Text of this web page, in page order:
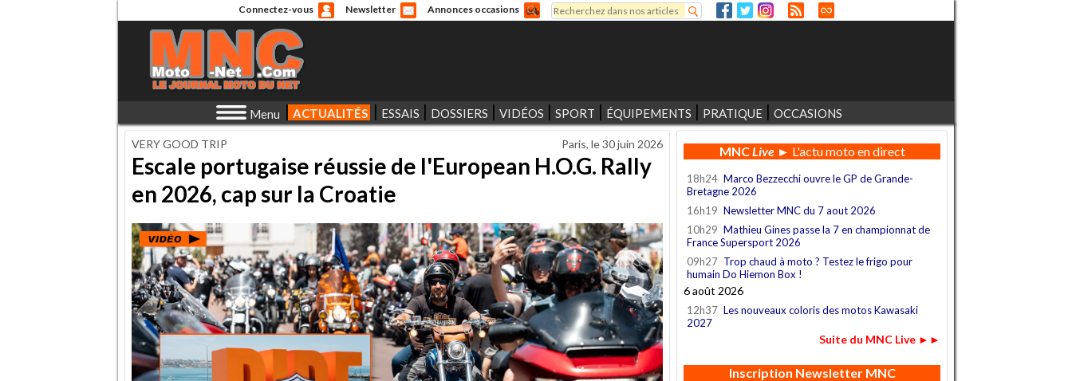
Connectez-vous Newsletter Annonces occasions
Formulaire de recherche
Rechercher
Menu ACTUALITÉS ESSAIS DOSSIERS VIDÉOS SPORT ÉQUIPEMENTS PRATIQUE OCCASIONS
VERY GOOD TRIP Paris, le30 juin 2026
Escale portugaise réussie de l'European H.O.G. Rally
en 2026, cap sur la Croatie
MNCLive► L'actu moto en direct
18h24 Marco Bezzecchi ouvre le GP de Grande-
Bretagne 2026
16h19 Newsletter MNC du 7 aout 2026
10h29 Mathieu Gines passe la 7 en championnat de
France Supersport 2026
09h27 Trop chaud à moto ? Testez le frigo pour
humain Do Hiemon Box !
6 août 2026
12h37 Les nouveaux coloris des motos Kawasaki
2027
Suite du MNC Live ►►
Inscription Newsletter MNC